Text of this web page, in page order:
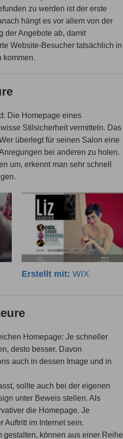
zu werden ist der erste
hängt es vor allem von der
der Angebote ab, damit
Website-Besucher tatsächlich in
kommen.
Die Homepage eines
Stilsicherheit vermitteln. Das
überlegt für seinen Salon eine
bei anderen zu holen.
um, erkennt man sehr schnell
Erstellt mit:WIX
Homepage: Je schneller
desto besser. Davon
auch in dessen Image und in
sollte auch bei der eigenen
unter Beweis stellen. Als
die Homepage. Je
Auftritt im Internet sein.
können aus einer Reihe